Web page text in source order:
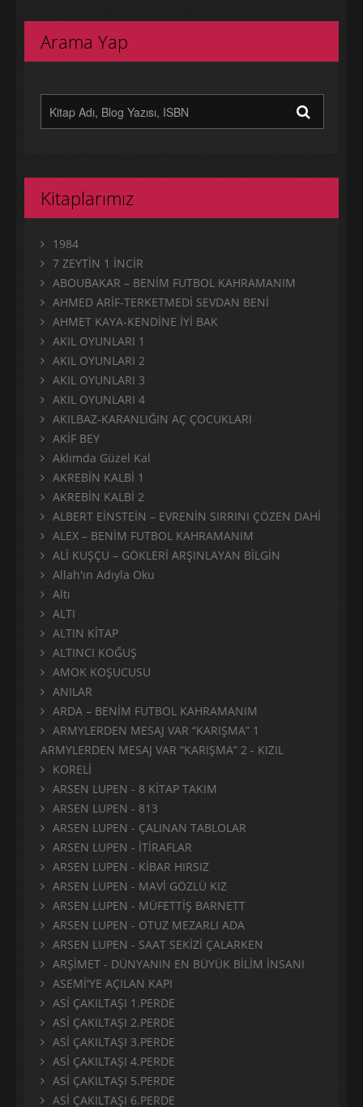
Arama Yap
Kitaplarımız
1984
7 ZEYTİN 1 İNCİR
ABOUBAKAR – BENİM FUTBOL KAHRAMANIM
AHMED ARİF-TERKETMEDİ SEVDAN BENİ
AHMET KAYA-KENDİNE İYİ BAK
AKIL OYUNLARI 1
AKIL OYUNLARI 2
AKIL OYUNLARI 3
AKIL OYUNLARI 4
AKILBAZ-KARANLIĞIN AÇ ÇOCUKLARI
AKİF BEY
Aklımda Güzel Kal
AKREBİN KALBİ 1
AKREBİN KALBİ 2
ALBERT EİNSTEİN – EVRENİN SIRRINI ÇÖZEN DAHİ
ALEX – BENİM FUTBOL KAHRAMANIM
ALİ KUŞÇU – GÖKLERİ ARŞINLAYAN BİLGİN
Allah'ın Adıyla Oku
Altı
ALTI
ALTIN KİTAP
ALTINCI KOĞUŞ
AMOK KOŞUCUSU
ANILAR
ARDA – BENİM FUTBOL KAHRAMANIM
ARMYLERDEN MESAJ VAR “KARIŞMA” 1
ARMYLERDEN MESAJ VAR “KARIŞMA” 2 - KIZIL
KORELİ
ARSEN LUPEN - 8 KİTAP TAKIM
ARSEN LUPEN - 813
ARSEN LUPEN - ÇALINAN TABLOLAR
ARSEN LUPEN - İTİRAFLAR
ARSEN LUPEN - KİBAR HIRSIZ
ARSEN LUPEN - MAVİ GÖZLÜ KIZ
ARSEN LUPEN - MÜFETTİŞ BARNETT
ARSEN LUPEN - OTUZ MEZARLI ADA
ARSEN LUPEN - SAAT SEKİZİ ÇALARKEN
ARŞİMET - DÜNYANIN EN BÜYÜK BİLİM İNSANI
ASEMİ'YE AÇILAN KAPI
ASİ ÇAKILTAŞI 1.PERDE
ASİ ÇAKILTAŞI 2.PERDE
ASİ ÇAKILTAŞI 3.PERDE
ASİ ÇAKILTAŞI 4.PERDE
ASİ ÇAKILTAŞI 5.PERDE
ASİ ÇAKILTAŞI 6.PERDE